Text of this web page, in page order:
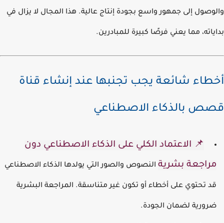
إلى جمهور واسع بجودة إنتاج عالية. هذا المجال لا يزال في
مما يعني فرصًا كبيرة للمبادرين.
شائعة يجب تجنبها عند إنشاء قناة
بالذكاء الاصطناعي
📌 الاعتماد الكلي على الذكاء الاصطناعي دون
بشريةالنصوص والصور التي يولدها الذكاء الاصطناعي
تحتوي على أخطاء أو تكون غير متناسقة. المراجعة البشرية
لضمان الجودة.